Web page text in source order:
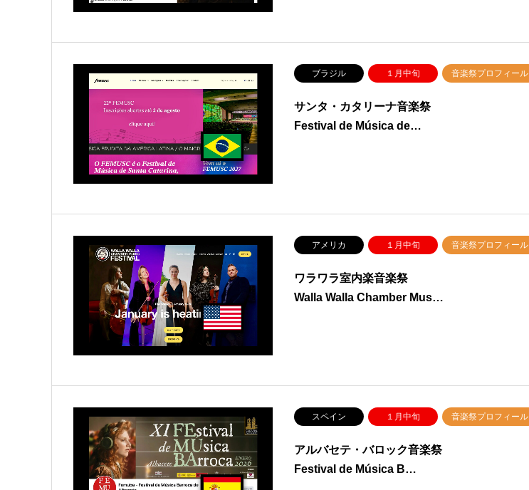
ブラジル １月中旬 音楽祭プロフィール
サンタ・カタリーナ音楽祭
Festival de Música de…
アメリカ １月中旬 音楽祭プロフィール
ワラワラ室内楽音楽祭
Walla Walla Chamber Mus…
スペイン １月中旬 音楽祭プロフィール
アルバセテ・バロック音楽祭
Festival de Música B…